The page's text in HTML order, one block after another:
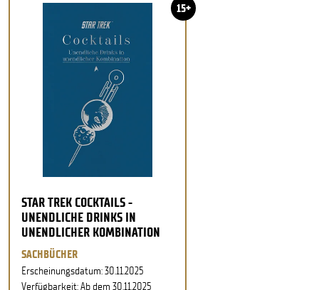
15+
STAR TREK COCKTAILS -
UNENDLICHE DRINKS IN
UNENDLICHER KOMBINATION
SACHBÜCHER
Erscheinungsdatum: 30.11.2025
Verfügbarkeit: Ab dem 30.11.2025